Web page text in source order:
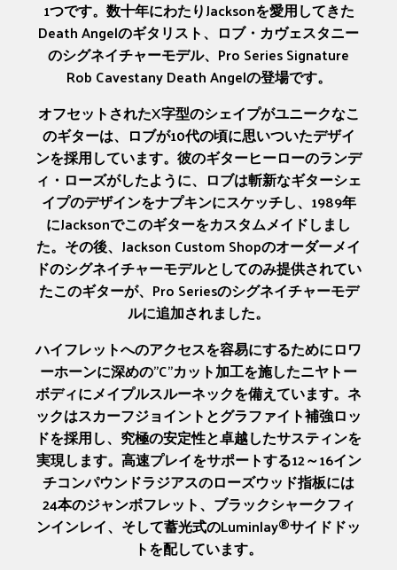
1つです。数十年にわたりJacksonを愛用してきた
Death Angelのギタリスト、ロブ・カヴェスタニー
のシグネイチャーモデル、Pro Series Signature
Rob Cavestany Death Angelの登場です。
オフセットされたX字型のシェイプがユニークなこ
のギターは、ロブが10代の頃に思いついたデザイ
ンを採用しています。彼のギターヒーローのランデ
ィ・ローズがしたように、ロブは斬新なギターシェ
イプのデザインをナプキンにスケッチし、1989年
にJacksonでこのギターをカスタムメイドしまし
た。その後、Jackson Custom Shopのオーダーメイ
ドのシグネイチャーモデルとしてのみ提供されてい
たこのギターが、Pro Seriesのシグネイチャーモデ
ルに追加されました。
ハイフレットへのアクセスを容易にするためにロワ
ーホーンに深めの”C”カット加工を施したニヤトー
ボディにメイプルスルーネックを備えています。ネ
ックはスカーフジョイントとグラファイト補強ロッ
ドを採用し、究極の安定性と卓越したサスティンを
実現します。高速プレイをサポートする12～16イン
チコンパウンドラジアスのローズウッド指板には
24本のジャンボフレット、ブラックシャークフィ
ンインレイ、そして蓄光式のLuminlay®サイドドッ
トを配しています。